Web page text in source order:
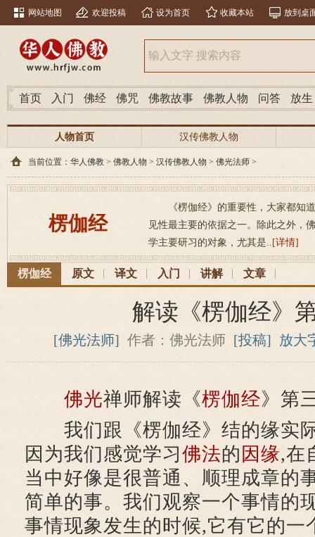
网站地图 欢迎投稿 设为首页 收藏本站 放到桌
首页 入门 佛经 佛咒 佛教故事 佛教人物 问答 放生
人物首页 汉传佛教人物
当前位置： 华人佛教 > 佛教人物 > 汉传佛教人物 > 佛光法师 >
楞伽经
《楞伽经》的重要性，大家都知
见性最主要的依据之一。除此之外，
学主要研习的对象，尤其是.. [详情]
楞伽经 原文 译文 入门 讲解 文章
解读《楞伽经》
[佛光法师] 作者：佛光法师 [投稿] 放大
佛光禅师解读《楞伽经》第
我们跟《楞伽经》结的缘实
因为我们感觉学习佛法的 因缘,在
当中好像是很普通、顺理成章的
简单的事。我们观察一个事情的
事情现象发生的时候,它有它的一